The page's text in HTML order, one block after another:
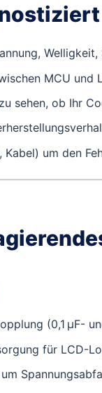
Welligkeit,
MCU und
sehen, ob Ihr
um den
(0,1 µF-
für LCD-